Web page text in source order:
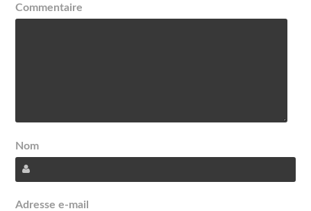
Commentaire
Nom
Adresse e-mail